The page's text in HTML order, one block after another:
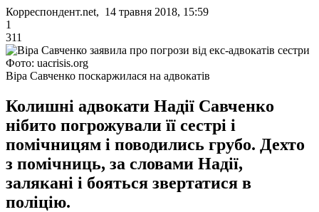
Корреспондент.net, 14 травня 2018, 15:59
1
311
Фото: uacrisis.org
Віра Савченко поскаржилася на адвокатів
Колишні адвокати Надії Савченко
нібито погрожували її сестрі і
помічницям і поводились грубо. Дехто
з помічниць, за словами Надії,
залякані і бояться звертатися в
поліцію.